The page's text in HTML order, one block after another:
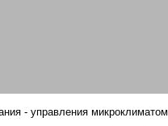
- управления микроклиматом